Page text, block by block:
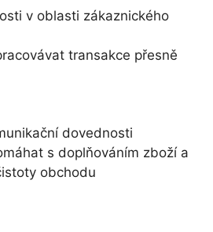
v oblasti zákaznického
transakce přesně
dovednosti
s doplňováním zboží a
obchodu